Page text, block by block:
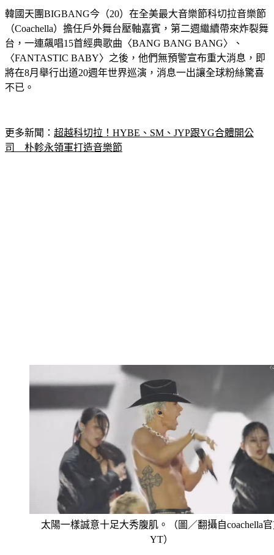
韓國天團BIGBANG今（20）在全美最大音樂節科切拉音樂節
（Coachella）擔任戶外舞台壓軸嘉賓，第二週繼續帶來炸裂舞
台，一連飆唱15首經典歌曲〈BANG BANG BANG〉、
〈FANTASTIC BABY〉之後，他們無預警宣布重大消息，即
將在8月舉行出道20週年世界巡演，消息一出讓全球粉絲驚喜
不已。
更多新聞： 超越科切拉！HYBE、SM、JYP跟YG合體開公
司　朴軫永領軍打造音樂節
太陽一樣誠意十足大秀腹肌。（圖／翻攝自coachella
YT）